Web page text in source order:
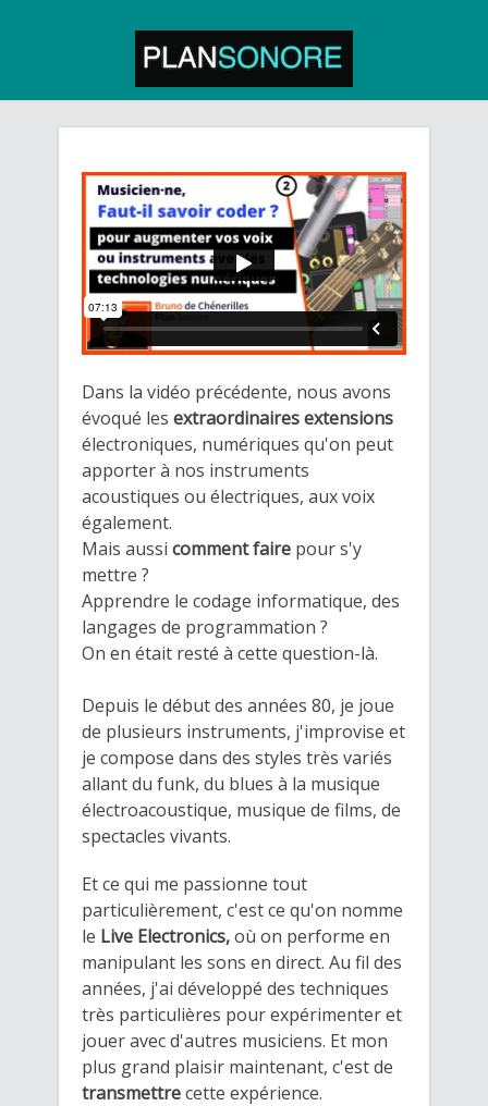
Dans la vidéo précédente, nous avons
évoqué les extraordinaires extensions
électroniques, numériques qu'on peut
apporter à nos instruments
acoustiques ou électriques, aux voix
également.
Mais aussi comment faire pour s'y
mettre ?
Apprendre le codage informatique, des
langages de programmation ?
On en était resté à cette question-là.
Depuis le début des années 80, je joue
de plusieurs instruments, j'improvise et
je compose dans des styles très variés
allant du funk, du blues à la musique
électroacoustique, musique de films, de
spectacles vivants.
Et ce qui me passionne tout
particulièrement, c'est ce qu'on nomme
le Live Electronics,où on performe en
manipulant les sons en direct. Au fil des
années, j'ai développé des techniques
très particulières pour expérimenter et
jouer avec d'autres musiciens. Et mon
plus grand plaisir maintenant, c'est de
transmettrecette expérience.